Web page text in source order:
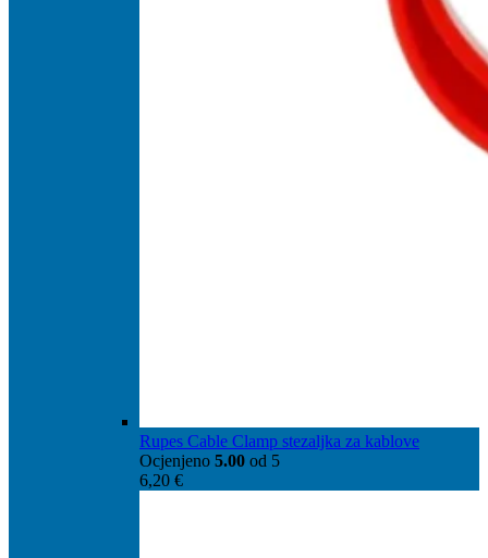
Rupes Cable Clamp stezaljka za kablove
Ocjenjeno 5.00 od 5
6,20 €